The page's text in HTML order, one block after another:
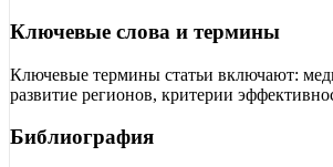
Ключевые слова и термины
Ключевые термины статьи включают:
развитие регионов, критерии
Библиография